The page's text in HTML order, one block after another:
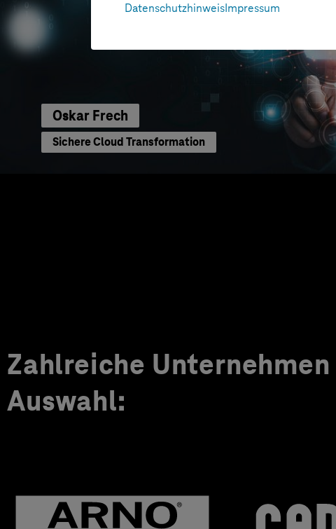
DatenschutzhinweisImpressum
Oskar Frech
Sichere Cloud Transformation
Zahlreiche
Auswahl: